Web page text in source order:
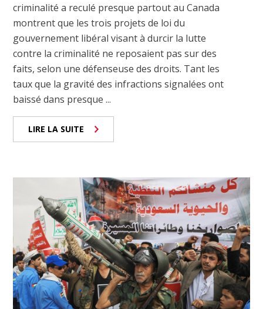
criminalité a reculé presque partout au Canada
montrent que les trois projets de loi du
gouvernement libéral visant à durcir la lutte
contre la criminalité ne reposaient pas sur des
faits, selon une défenseuse des droits. Tant les
taux que la gravité des infractions signalées ont
baissé dans presque ...
LIRE LA SUITE